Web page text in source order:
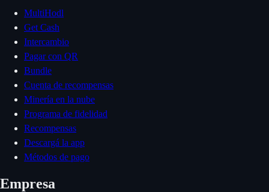
MultiHodl
Get Cash
Intercambio
Pagar con QR
Bundle
Cuenta de recompensas
Minería en la nube
Programa de fidelidad
Recompensas
Descargá la app
Métodos de pago
Empresa